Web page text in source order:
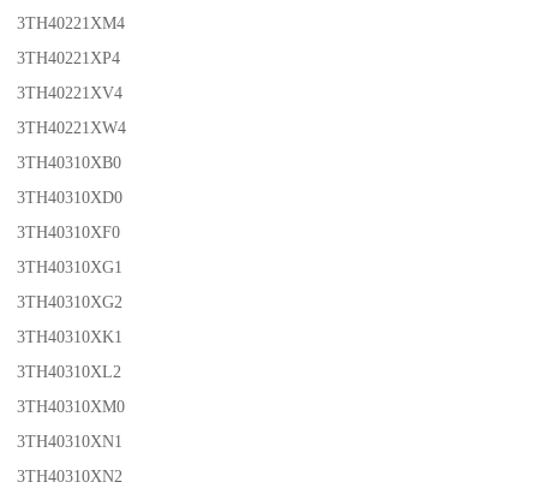
3TH40221XM4
3TH40221XP4
3TH40221XV4
3TH40221XW4
3TH40310XB0
3TH40310XD0
3TH40310XF0
3TH40310XG1
3TH40310XG2
3TH40310XK1
3TH40310XL2
3TH40310XM0
3TH40310XN1
3TH40310XN2